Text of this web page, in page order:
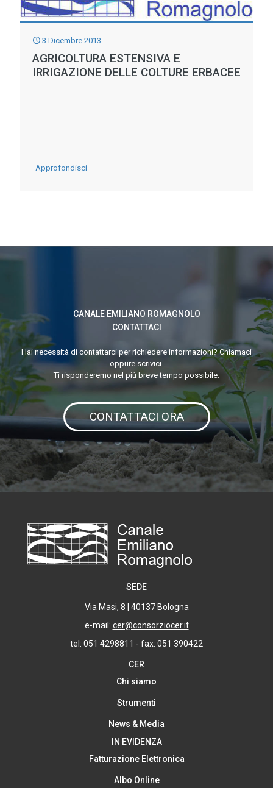
3 Dicembre 2013
AGRICOLTURA ESTENSIVA E
IRRIGAZIONE DELLE COLTURE ERBACEE
Approfondisci-
CANALE EMILIANO ROMAGNOLO
CONTATTACI
Hai necessità di contattarci per richiedere informazioni? Chiamaci
oppure scrivici.
Ti risponderemo nel più breve tempo possibile.
CONTATTACI ORA
SEDE
Via Masi, 8 | 40137 Bologna
e-mail: cer@consorziocer.it
tel: 051 4298811 - fax: 051 390422
CER
Chi siamo
Strumenti
News & Media
IN EVIDENZA
Fatturazione Elettronica
Albo Online